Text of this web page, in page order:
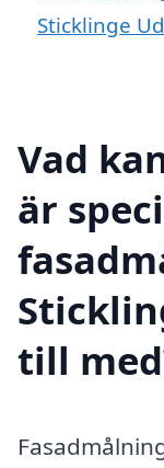
Sticklinge
Vad
är
till